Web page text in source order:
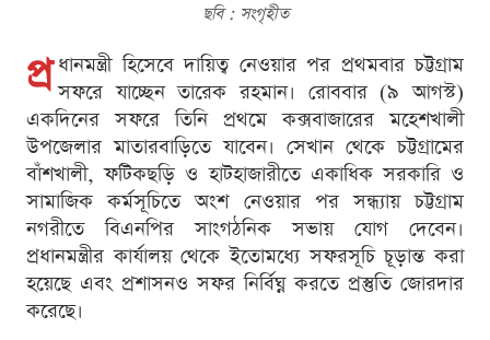
ছবি : সংগৃহীত
প্র ধানমন্ত্রী হিসেবে দায়িত্ব নেওয়ার পর প্রথমবার চট্টগ্রাম
সফরে যাচ্ছেন তারেক রহমান। রোববার (৯ আগস্ট)
একদিনের সফরে তিনি প্রথমে কক্সবাজারের মহেশখালী
উপজেলার মাতারবাড়িতে যাবেন। সেখান থেকে চট্টগ্রামের
বাঁশখালী, ফটিকছড়ি ও হাটহাজারীতে একাধিক সরকারি ও
সামাজিক কর্মসূচিতে অংশ নেওয়ার পর সন্ধ্যায় চট্টগ্রাম
নগরীতে বিএনপির সাংগঠনিক সভায় যোগ দেবেন।
প্রধানমন্ত্রীর কার্যালয় থেকে ইতোমধ্যে সফরসূচি চূড়ান্ত করা
হয়েছে এবং প্রশাসনও সফর নির্বিঘ্ন করতে প্রস্তুতি জোরদার
করেছে।